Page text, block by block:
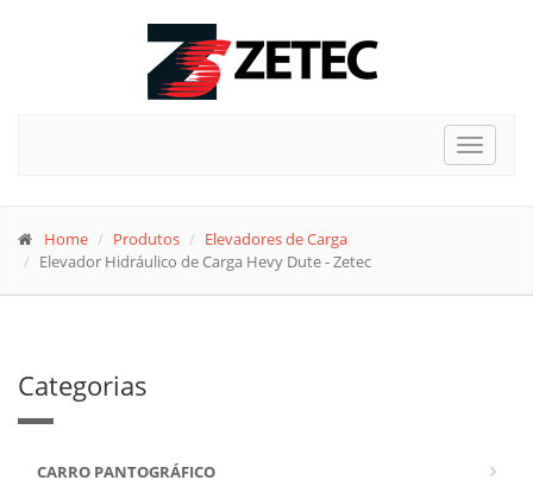
Toggle
Home Produtos
Elevadores de Carga
Elevador Hidráulico de Carga Hevy Dute - Zetec
Categorias
CARRO PANTOGRÁFICO